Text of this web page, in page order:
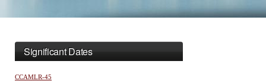
Significant Dates
CCAMLR-45